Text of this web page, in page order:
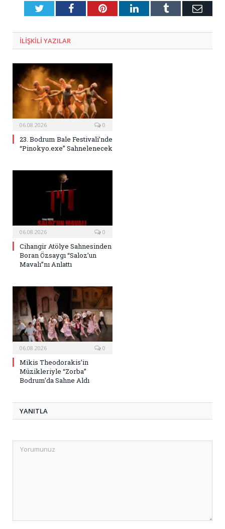
TwitterFacebookPinterestLinkedInTumblr E-
ILIŞKILI YAZILAR
06.08.2026 0
23. Bodrum Bale Festivali’nde
“Pinokyo.exe” Sahnelenecek
06.08.2026 0
Cihangir Atölye Sahnesinden
Boran Özsaygı “Saloz’un
Mavalı”nı Anlattı
06.08.2026 0
Mikis Theodorakis’in
Müzikleriyle “Zorba”
Bodrum’da Sahne Aldı
YANITLA